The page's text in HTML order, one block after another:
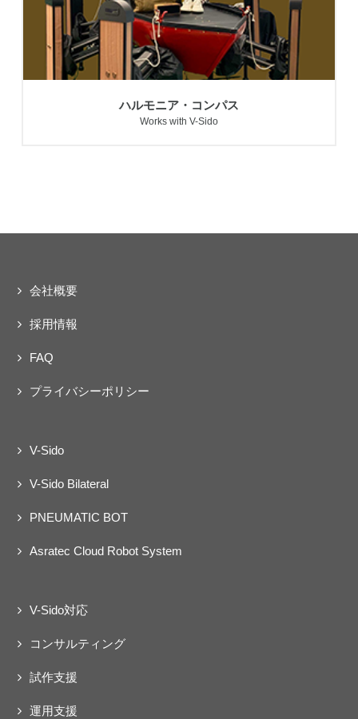
ハルモニア・コンパス
Works with V-Sido
会社概要
採用情報
FAQ
プライバシーポリシー
V-Sido
V-Sido Bilateral
PNEUMATIC BOT
Asratec Cloud Robot System
V-Sido対応
コンサルティング
試作支援
運用支援